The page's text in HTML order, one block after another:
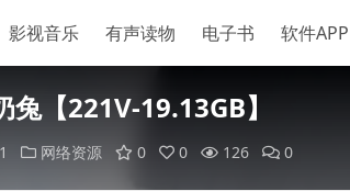
影视音乐 有声读物 电子书 软件APP
兔【221V-19.13GB】
网络资源 0 0 126 0